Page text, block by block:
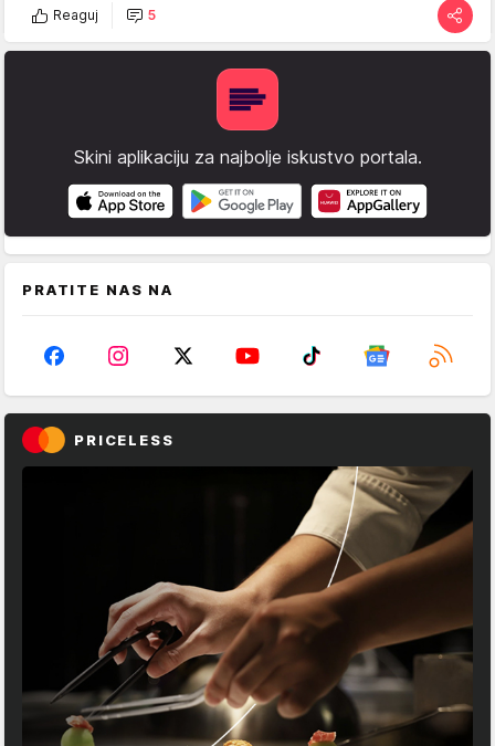
Reaguj 5
Skini aplikaciju za najbolje iskustvo portala.
PRATITE NAS NA
PRICELESS